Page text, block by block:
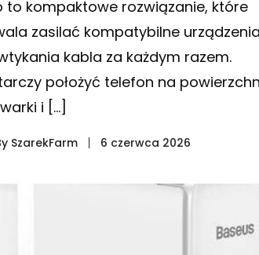
to kompaktowe rozwiązanie, które
zasilać kompatybilne
kabla za każdym razem.
położyć telefon na
i […]
SzarekFarm 6 czerwca 2026